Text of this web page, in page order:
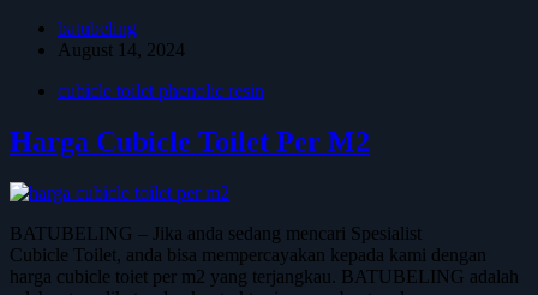
batubeling
August 14, 2024
cubicle toilet phenolic resin
Harga Cubicle Toilet Per M2
BATUBELING – Jika anda sedang mencari Spesialist
Cubicle Toilet, anda bisa mempercayakan kepada kami dengan
harga cubicle toiet per m2 yang terjangkau. BATUBELING adalah